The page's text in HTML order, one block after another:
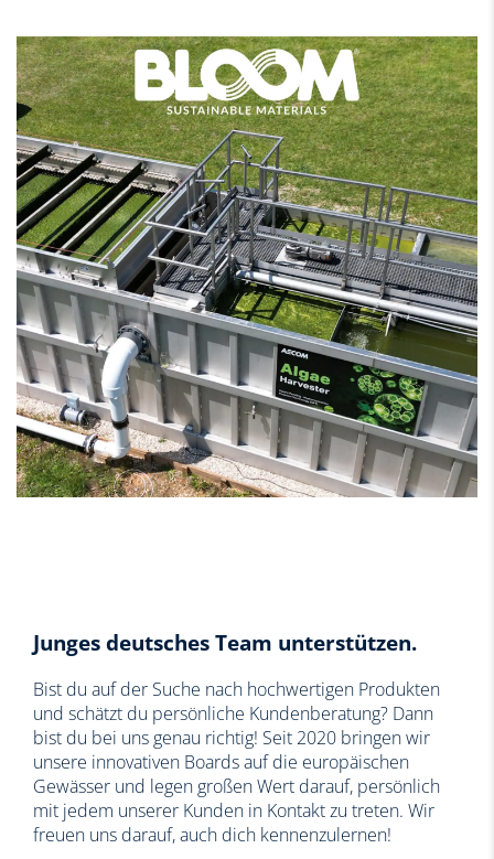
Junges deutsches Team unterstützen.
Bist du auf der Suche nach hochwertigen Produkten
und schätzt du persönliche Kundenberatung? Dann
bist du bei uns genau richtig! Seit 2020 bringen wir
unsere innovativen Boards auf die europäischen
Gewässer und legen großen Wert darauf, persönlich
mit jedem unserer Kunden in Kontakt zu treten. Wir
freuen uns darauf, auch dich kennenzulernen!